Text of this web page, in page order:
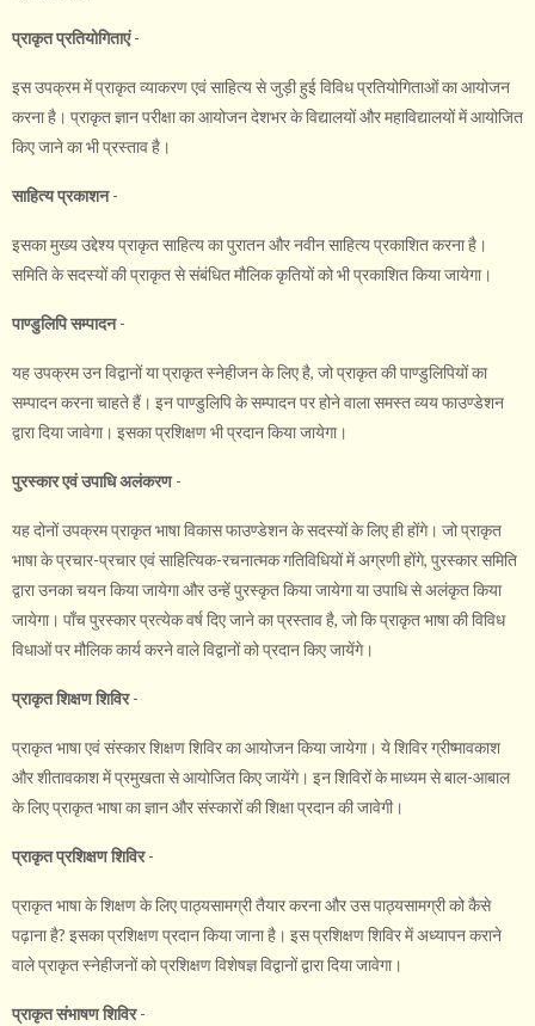
प्राकृत प्रतियोगिताएं-
इस उपक्रम में प्राकृत व्याकरण एवं साहित्य से जुड़ी हुई विविध प्रतियोगिताओं का आयोजन
करना है। प्राकृत ज्ञान परीक्षा का आयोजन देशभर के विद्यालयों और महाविद्यालयों में आयोजित
किए जाने का भी प्रस्ताव है।
साहित्य प्रकाशन-
इसका मुख्य उद्देश्य प्राकृत साहित्य का पुरातन और नवीन साहित्य प्रकाशित करना है।
समिति के सदस्यों की प्राकृत से संबंधित मौलिक कृतियों को भी प्रकाशित किया जायेगा।
पाण्डुलिपि सम्पादन-
यह उपक्रम उन विद्वानों या प्राकृत स्नेहीजन के लिए है, जो प्राकृत की पाण्डुलिपियों का
सम्पादन करना चाहते हैं। इन पाण्डुलिपि के सम्पादन पर होने वाला समस्त व्यय फाउण्डेशन
द्वारा दिया जावेगा। इसका प्रशिक्षण भी प्रदान किया जायेगा।
पुरस्कार एवं उपाधि अलंकरण-
यह दोनों उपक्रम प्राकृत भाषा विकास फाउण्डेशन के सदस्यों के लिए ही होंगे। जो प्राकृत
भाषा के प्रचार-प्रचार एवं साहित्यिक-रचनात्मक गतिविधियों में अग्रणी होंगे, पुरस्कार समिति
द्वारा उनका चयन किया जायेगा और उन्हें पुरस्कृत किया जायेगा या उपाधि से अलंकृत किया
जायेगा। पाँच पुरस्कार प्रत्येक वर्ष दिए जाने का प्रस्ताव है, जो कि प्राकृत भाषा की विविध
विधाओं पर मौलिक कार्य करने वाले विद्वानों को प्रदान किए जायेंगे।
प्राकृत शिक्षण शिविर-
प्राकृत भाषा एवं संस्कार शिक्षण शिविर का आयोजन किया जायेगा। ये शिविर ग्रीष्मावकाश
और शीतावकाश में प्रमुखता से आयोजित किए जायेंगे। इन शिविरों के माध्यम से बाल-आबाल
के लिए प्राकृत भाषा का ज्ञान और संस्कारों की शिक्षा प्रदान की जावेगी।
प्राकृत प्रशिक्षण शिविर-
प्राकृत भाषा के शिक्षण के लिए पाठ्यसामग्री तैयार करना और उस पाठ्यसामग्री को कैसे
पढ़ाना है? इसका प्रशिक्षण प्रदान किया जाना है। इस प्रशिक्षण शिविर में अध्यापन कराने
वाले प्राकृत स्नेहीजनों को प्रशिक्षण विशेषज्ञ विद्वानों द्वारा दिया जावेगा।
प्राकृत संभाषण शिविर-